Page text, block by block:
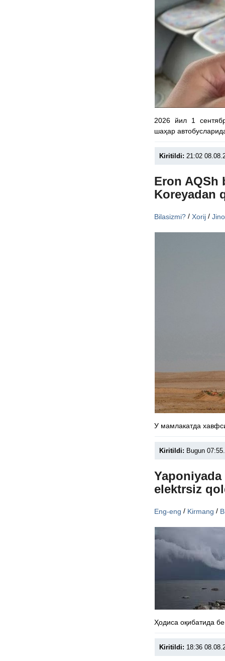
2026 йил 1
шаҳар
Kiritildi: 21:02
Eron AQSh
Koreyadan
Bilasizmi? /Xorij /
У мамлакатда
Kiritildi: Bugun
elektrsiz
Eng-eng / Kirmang /
Ҳодиса оқибатида
Kiritildi: 18:36